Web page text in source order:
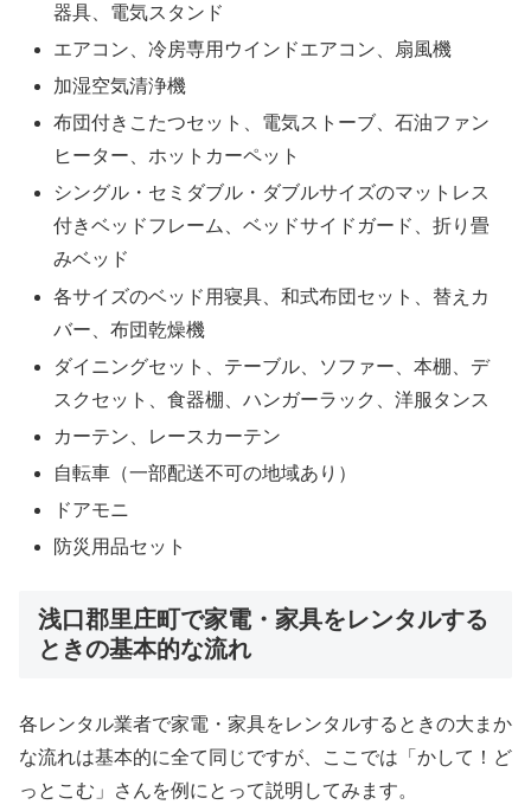
器具、電気スタンド
エアコン、冷房専用ウインドエアコン、扇風機
加湿空気清浄機
布団付きこたつセット、電気ストーブ、石油ファン
ヒーター、ホットカーペット
シングル・セミダブル・ダブルサイズのマットレス
付きベッドフレーム、ベッドサイドガード、折り畳
みベッド
各サイズのベッド用寝具、和式布団セット、替えカ
バー、布団乾燥機
ダイニングセット、テーブル、ソファー、本棚、デ
スクセット、食器棚、ハンガーラック、洋服タンス
カーテン、レースカーテン
自転車（一部配送不可の地域あり）
ドアモニ
防災用品セット
浅口郡里庄町で家電・家具をレンタルする
ときの基本的な流れ
各レンタル業者で家電・家具をレンタルするときの大まか
な流れは基本的に全て同じですが、ここでは「かして！ど
っとこむ」さんを例にとって説明してみます。